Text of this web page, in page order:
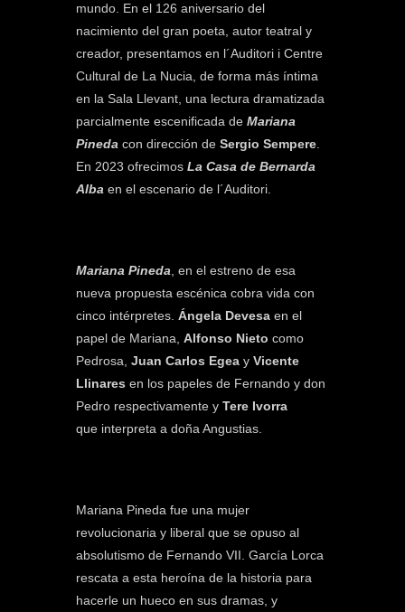
mundo. En el 126 aniversario del
nacimiento del gran poeta, autor teatral y
creador, presentamos en l´Auditori i Centre
Cultural de La Nucia, de forma más íntima
en la Sala Llevant, una lectura dramatizada
parcialmente escenificada de Mariana
Pineda con dirección de Sergio Sempere.
En 2023 ofrecimos La Casa de Bernarda
Alba en el escenario de l´Auditori.
Mariana Pineda, en el estreno de esa
nueva propuesta escénica cobra vida con
cinco intérpretes. Ángela Devesa en el
papel de Mariana, Alfonso Nieto como
Pedrosa, Juan Carlos Egea y Vicente
Llinares en los papeles de Fernando y don
Pedro respectivamente y Tere Ivorra
que interpreta a doña Angustias.
Mariana Pineda fue una mujer
revolucionaria y liberal que se opuso al
absolutismo de Fernando VII. García Lorca
rescata a esta heroína de la historia para
hacerle un hueco en sus dramas, y